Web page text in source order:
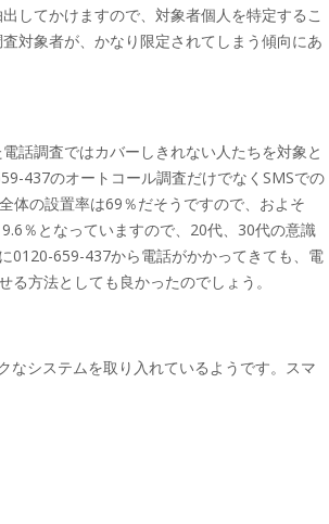
してかけますので、対象者個人を特定するこ
対象者が、かなり限定されてしまう傾向にあ
話調査ではカバーしきれない人たちを対象と
437のオートコール調査だけでなくSMSでの
体の設置率は69％だそうですので、およそ
％となっていますので、20代、30代の意識
0120-659-437から電話がかかってきても、電
方法としても良かったのでしょう。
なシステムを取り入れているようです。スマ